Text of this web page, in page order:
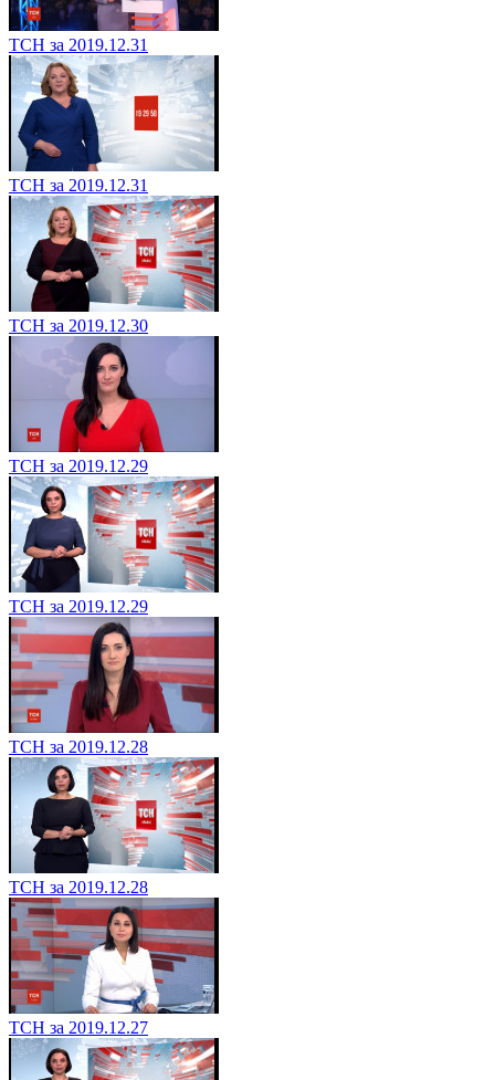
ТСН за 2019.12.31
ТСН за 2019.12.31
ТСН за 2019.12.30
ТСН за 2019.12.29
ТСН за 2019.12.29
ТСН за 2019.12.28
ТСН за 2019.12.28
ТСН за 2019.12.27